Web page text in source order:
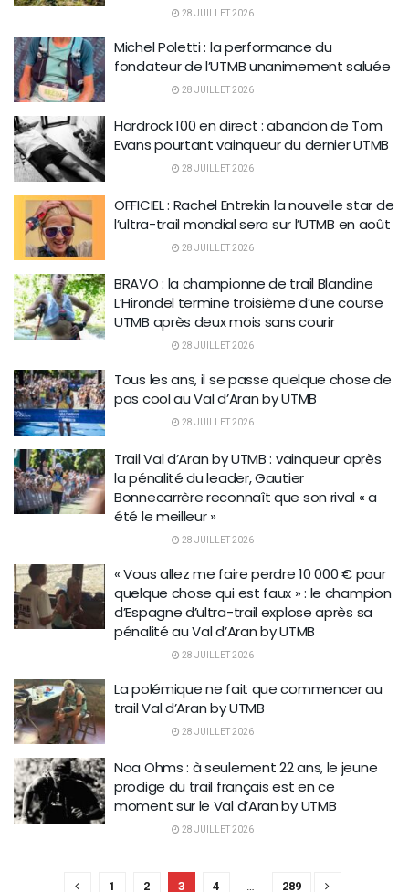
28 JUILLET 2026
Michel Poletti : la performance du
fondateur de l’UTMB unanimement saluée
28 JUILLET 2026
Hardrock 100 en direct : abandon de Tom
Evans pourtant vainqueur du dernier UTMB
28 JUILLET 2026
OFFICIEL : Rachel Entrekin la nouvelle star de
l’ultra-trail mondial sera sur l’UTMB en août
28 JUILLET 2026
BRAVO : la championne de trail Blandine
L’Hirondel termine troisième d’une course
UTMB après deux mois sans courir
28 JUILLET 2026
Tous les ans, il se passe quelque chose de
pas cool au Val d’Aran by UTMB
28 JUILLET 2026
Trail Val d’Aran by UTMB : vainqueur après
la pénalité du leader, Gautier
Bonnecarrère reconnaît que son rival « a
été le meilleur »
28 JUILLET 2026
« Vous allez me faire perdre 10 000 € pour
quelque chose qui est faux » : le champion
d’Espagne d’ultra-trail explose après sa
pénalité au Val d’Aran by UTMB
28 JUILLET 2026
La polémique ne fait que commencer au
trail Val d’Aran by UTMB
28 JUILLET 2026
Noa Ohms : à seulement 22 ans, le jeune
prodige du trail français est en ce
moment sur le Val d’Aran by UTMB
28 JUILLET 2026
1 2 3 4 … 289